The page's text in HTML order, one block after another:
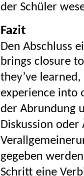
der Schüler
Fazit
Den Abschluss
brings closure
they’ve
experience into
der Abrundung
Diskussion oder
gegeben
Schritt eine